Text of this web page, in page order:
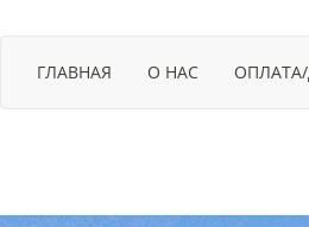
ГЛАВНАЯ О НАС